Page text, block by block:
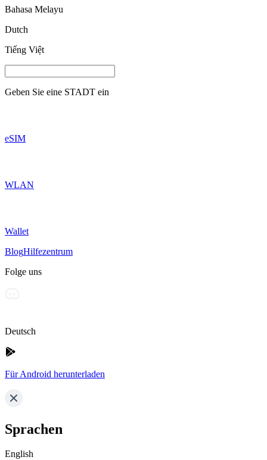
Bahasa Melayu
Dutch
Tiếng Việt
Geben Sie eine STADT ein
eSIM
WLAN
Wallet
BlogHilfezentrum
Folge uns
Deutsch
Für Android herunterladen
Sprachen
English